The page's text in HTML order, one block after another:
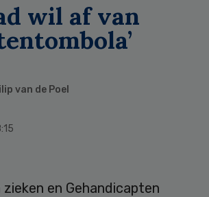
wil af van
van de Poel
zieken en Gehandicapten